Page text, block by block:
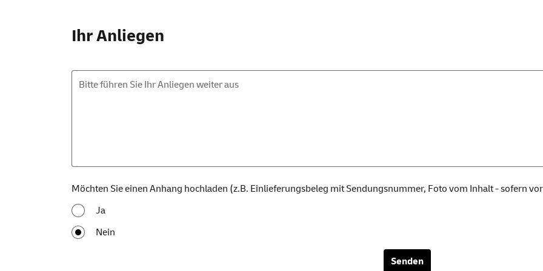
Ihr Anliegen
Bitte führen Sie Ihr Anliegen weiter aus
Möchten Sie einen Anhang hochladen (z.B. Einlieferungsbeleg mit Sendungsnummer, Foto vom Inhalt - sofern
Ja
Nein
Senden